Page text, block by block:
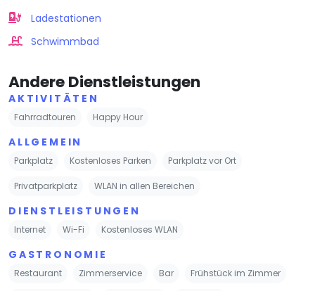
Ladestationen
Schwimmbad
Andere Dienstleistungen
AKTIVITÄTEN
Fahrradtouren Happy Hour
ALLGEMEIN
Parkplatz Kostenloses Parken Parkplatz vor Ort
Privatparkplatz WLAN in allen Bereichen
DIENSTLEISTUNGEN
Internet Wi-Fi Kostenloses WLAN
GASTRONOMIE
Restaurant Zimmerservice Bar Frühstück im Zimmer